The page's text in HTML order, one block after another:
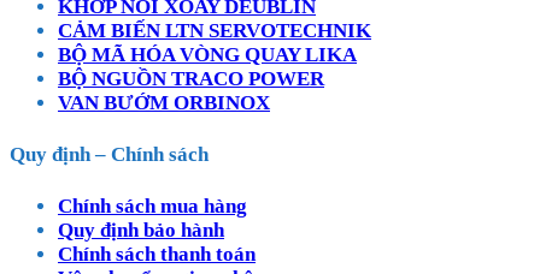
KHỚP NỐI XOAY DEUBLIN
CẢM BIẾN LTN SERVOTECHNIK
BỘ MÃ HÓA VÒNG QUAY LIKA
BỘ NGUỒN TRACO POWER
VAN BƯỚM ORBINOX
Quy định – Chính sách
Chính sách mua hàng
Quy định bảo hành
Chính sách thanh toán